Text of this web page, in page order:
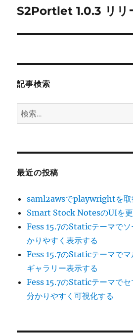
ゲ
ー
次
投
S2Portlet 1.0.3 リリ
記事検索
検
索:
最近の投稿
saml2awsでplaywrightを取
Smart Stock NotesのUIを更
Fess 15.7のStaticテーマで
かりやすく表示する
Fess 15.7のStaticテーマで
ギャラリー表示する
Fess 15.7のStaticテーマで
分かりやすく可視化する